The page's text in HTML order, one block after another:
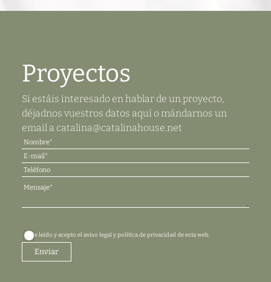
Proyectos
Si estáis interesado en hablar de un proyecto,
déjadnos vuestros datos aquí o mándarnos un
email a catalina@catalinahouse.net
He leído y acepto el aviso legal y política de privacidad de esta web.